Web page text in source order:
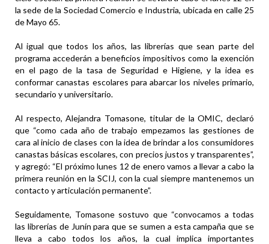
la sede de la Sociedad Comercio e Industria, ubicada en calle 25
de Mayo 65.
Al igual que todos los años, las librerías que sean parte del
programa accederán a beneficios impositivos como la exención
en el pago de la tasa de Seguridad e Higiene, y la idea es
conformar canastas escolares para abarcar los niveles primario,
secundario y universitario.
Al respecto, Alejandra Tomasone, titular de la OMIC, declaró
que “como cada año de trabajo empezamos las gestiones de
cara al inicio de clases con la idea de brindar a los consumidores
canastas básicas escolares, con precios justos y transparentes”,
y agregó: “El próximo lunes 12 de enero vamos a llevar a cabo la
primera reunión en la SCIJ, con la cual siempre mantenemos un
contacto y articulación permanente”.
Seguidamente, Tomasone sostuvo que “convocamos a todas
las librerías de Junín para que se sumen a esta campaña que se
lleva a cabo todos los años, la cual implica importantes